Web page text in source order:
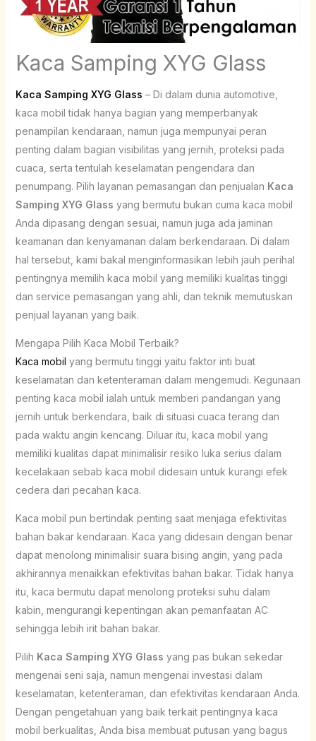
Kaca Samping XYG Glass
Kaca Samping XYG Glass – Di dalam dunia automotive,
kaca mobil tidak hanya bagian yang memperbanyak
penampilan kendaraan, namun juga mempunyai peran
penting dalam bagian visibilitas yang jernih, proteksi pada
cuaca, serta tentulah keselamatan pengendara dan
penumpang. Pilih layanan pemasangan dan penjualan Kaca
Samping XYG Glass yang bermutu bukan cuma kaca mobil
Anda dipasang dengan sesuai, namun juga ada jaminan
keamanan dan kenyamanan dalam berkendaraan. Di dalam
hal tersebut, kami bakal menginformasikan lebih jauh perihal
pentingnya memilih kaca mobil yang memiliki kualitas tinggi
dan service pemasangan yang ahli, dan teknik memutuskan
penjual layanan yang baik.
Mengapa Pilih Kaca Mobil Terbaik?
Kaca mobil yang bermutu tinggi yaitu faktor inti buat
keselamatan dan ketenteraman dalam mengemudi. Kegunaan
penting kaca mobil ialah untuk memberi pandangan yang
jernih untuk berkendara, baik di situasi cuaca terang dan
pada waktu angin kencang. Diluar itu, kaca mobil yang
memiliki kualitas dapat minimalisir resiko luka serius dalam
kecelakaan sebab kaca mobil didesain untuk kurangi efek
cedera dari pecahan kaca.
Kaca mobil pun bertindak penting saat menjaga efektivitas
bahan bakar kendaraan. Kaca yang didesain dengan benar
dapat menolong minimalisir suara bising angin, yang pada
akhirannya menaikkan efektivitas bahan bakar. Tidak hanya
itu, kaca bermutu dapat menolong proteksi suhu dalam
kabin, mengurangi kepentingan akan pemanfaatan AC
sehingga lebih irit bahan bakar.
Pilih Kaca Samping XYG Glass yang pas bukan sekedar
mengenai seni saja, namun mengenai investasi dalam
keselamatan, ketenteraman, dan efektivitas kendaraan Anda.
Dengan pengetahuan yang baik terkait pentingnya kaca
mobil berkualitas, Anda bisa membuat putusan yang bagus